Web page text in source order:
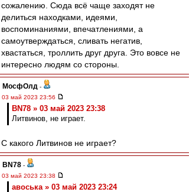
сожалению. Сюда всё чаще заходят не
делиться находками, идеями,
воспоминаниями, впечатлениями, а
самоутверждаться, сливать негатив,
хвастаться, троллить друг друга. Это вовсе не
интересно людям со стороны.
МосфОлд -
03 май 2023 23:56
BN78 » 03 май 2023 23:38
Литвинов, не играет.
С какого Литвинов не играет?
BN78 -
03 май 2023 23:38
авоська » 03 май 2023 23:24